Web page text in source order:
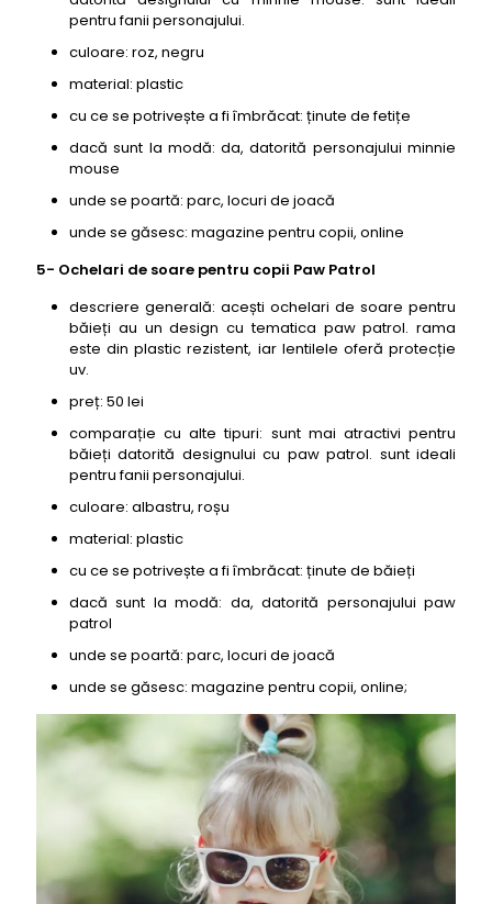
pentru fanii personajului.
culoare: roz, negru
material: plastic
cu ce se potrivește a fi îmbrăcat: ținute de fetițe
dacă sunt la modă: da, datorită personajului minnie
mouse
unde se poartă: parc, locuri de joacă
unde se găsesc: magazine pentru copii, online
5- Ochelari de soare pentru copii Paw Patrol
descriere generală: acești ochelari de soare pentru
băieți au un design cu tematica paw patrol. rama
este din plastic rezistent, iar lentilele oferă protecție
uv.
preț: 50 lei
comparație cu alte tipuri: sunt mai atractivi pentru
băieți datorită designului cu paw patrol. sunt ideali
pentru fanii personajului.
culoare: albastru, roșu
material: plastic
cu ce se potrivește a fi îmbrăcat: ținute de băieți
dacă sunt la modă: da, datorită personajului paw
patrol
unde se poartă: parc, locuri de joacă
unde se găsesc: magazine pentru copii, online;